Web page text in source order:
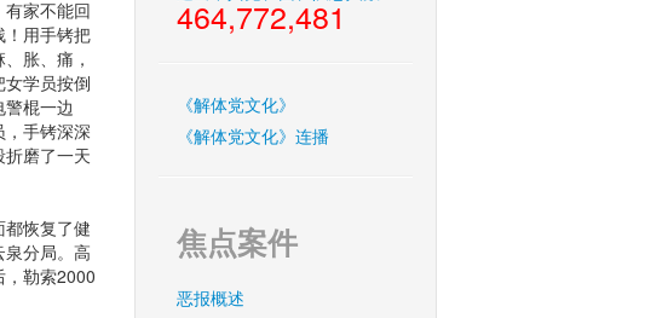
家不能回
！用手铐把
胀、痛，
学员按倒
棍一边
手铐深深
磨了一天
恢复了健
分局。高
，勒索2000
464,772,481
《解体党文化》
《解体党文化》连播
焦点案件
恶报概述